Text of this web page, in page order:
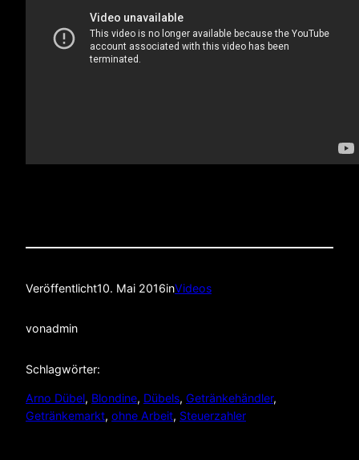
Veröffentlicht10. Mai 2016inVideos
vonadmin
Schlagwörter:
Arno Dübel, Blondine, Dübels, Getränkehändler
Getränkemarkt, ohne Arbeit, Steuerzahler